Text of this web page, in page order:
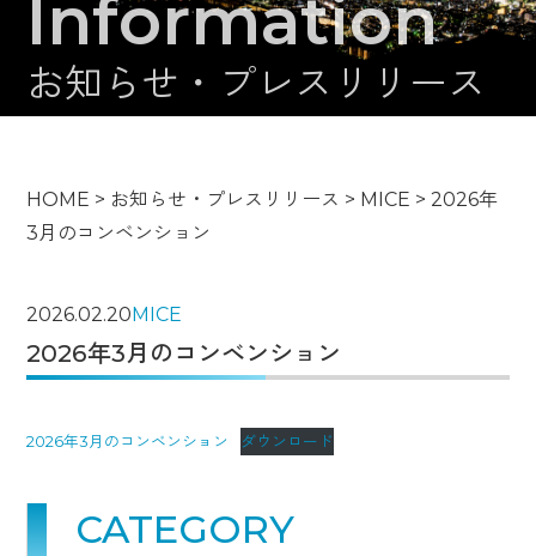
Information
お知らせ・プレスリリース
HOME > お知らせ・プレスリリース > MICE >2026年
3月のコンベンション
2026.02.20MICE
2026年3月のコンベンション
2026年3月のコンベンション ダウンロード
CATEGORY